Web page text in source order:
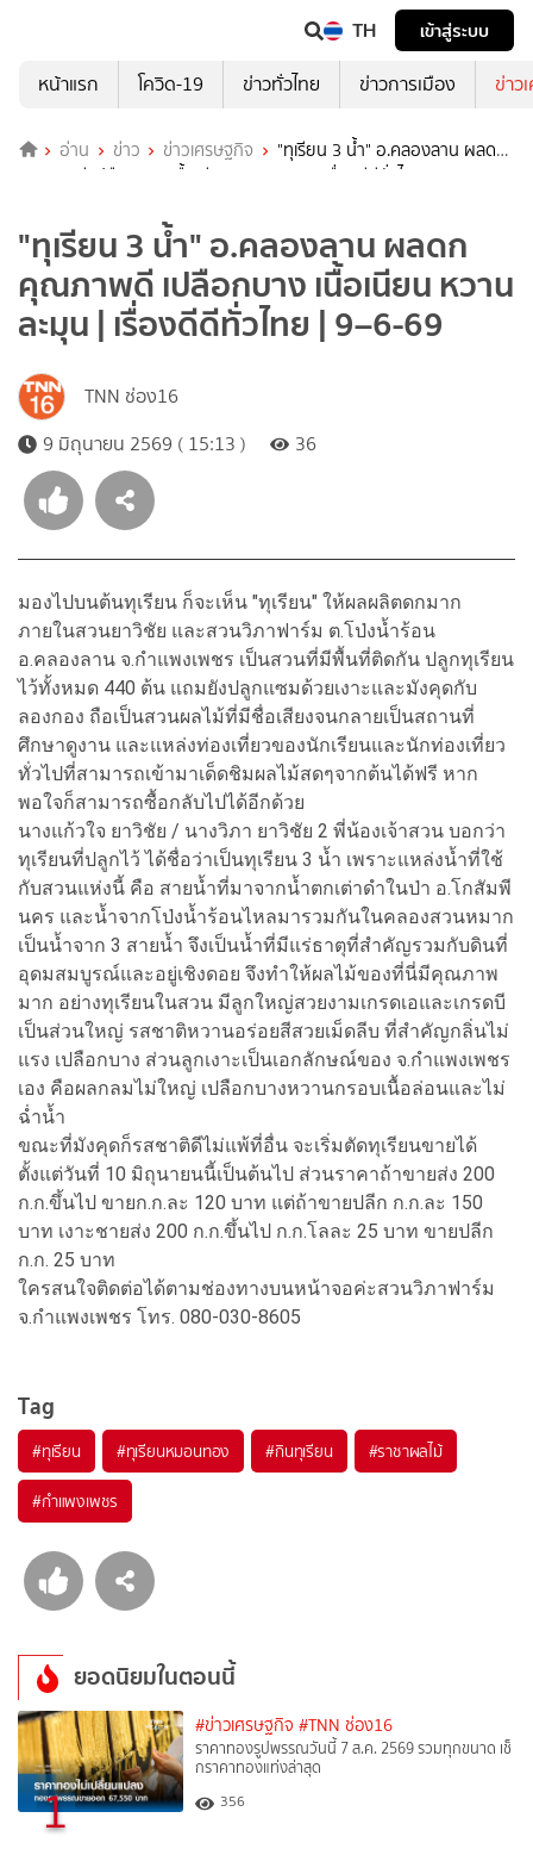
TH
เข้าสู่ระบบ
หน้าแรก
โควิด-19 ข่าวทั่วไทย ข่าวการเมือง ข่าว
อ่าน ข่าว ข่าวเศรษฐกิจ
"ทุเรียน 3 น้ำ" อ.คลองลาน ผลดก
คุณภาพดี เปลือกบาง เนื้อเนียน หวานละมุน | เรื่องดีดีทั่วไทย | 9–6-69
"ทุเรียน 3 น้ำ" อ.คลองลาน ผลดก
คุณภาพดี เปลือกบาง เนื้อเนียน หวาน
ละมุน | เรื่องดีดีทั่วไทย | 9–6-69
TNN ช่อง16
9 มิถุนายน 2569 ( 15:13 )
36
มองไปบนต้นทุเรียน ก็จะเห็น "ทุเรียน" ให้ผลผลิตดกมาก
ภายในสวนยาวิชัย และสวนวิภาฟาร์ม ต.โป่งน้ำร้อน
อ.คลองลาน จ.กำแพงเพชร เป็นสวนที่มีพื้นที่ติดกัน ปลูกทุเรียน
ไว้ทั้งหมด 440 ต้น แถมยังปลูกแซมด้วยเงาะและมังคุดกับ
ลองกอง ถือเป็นสวนผลไม้ที่มีชื่อเสียงจนกลายเป็นสถานที่
ศึกษาดูงาน และแหล่งท่องเที่ยวของนักเรียนและนักท่องเที่ยว
ทั่วไปที่สามารถเข้ามาเด็ดชิมผลไม้สดๆจากต้นได้ฟรี หาก
พอใจก็สามารถซื้อกลับไปได้อีกด้วย
นางแก้วใจ ยาวิชัย / นางวิภา ยาวิชัย 2 พี่น้องเจ้าสวน บอกว่า
ทุเรียนที่ปลูกไว้ ได้ชื่อว่าเป็นทุเรียน 3 น้ำ เพราะแหล่งน้ำที่ใช้
กับสวนแห่งนี้ คือ สายน้ำที่มาจากน้ำตกเต่าดำในป่า อ.โกสัมพี
นคร และน้ำจากโป่งน้ำร้อนไหลมารวมกันในคลองสวนหมาก
เป็นน้ำจาก 3 สายน้ำ จึงเป็นน้ำที่มีแร่ธาตุที่สำคัญรวมกับดินที่
อุดมสมบูรณ์และอยู่เชิงดอย จึงทำให้ผลไม้ของที่นี่มีคุณภาพ
มาก อย่างทุเรียนในสวน มีลูกใหญ่สวยงามเกรดเอและเกรดบี
เป็นส่วนใหญ่ รสชาติหวานอร่อยสีสวยเม็ดลีบ ที่สำคัญกลิ่นไม่
แรง เปลือกบาง ส่วนลูกเงาะเป็นเอกลักษณ์ของ จ.กำแพงเพชร
เอง คือผลกลมไม่ใหญ่ เปลือกบางหวานกรอบเนื้อล่อนและไม่
ฉ่ำน้ำ
ขณะที่มังคุดก็รสชาติดีไม่แพ้ที่อื่น จะเริ่มตัดทุเรียนขายได้
ตั้งแต่วันที่ 10 มิถุนายนนี้เป็นต้นไป ส่วนราคาถ้าขายส่ง 200
ก.ก.ขึ้นไป ขายก.ก.ละ 120 บาท แต่ถ้าขายปลีก ก.ก.ละ 150
บาท เงาะชายส่ง 200 ก.ก.ขึ้นไป ก.ก.โลละ 25 บาท ขายปลีก
ก.ก. 25 บาท
ใครสนใจติดต่อได้ตามช่องทางบนหน้าจอค่ะสวนวิภาฟาร์ม
จ.กำแพงเพชร โทร. 080-030-8605
Tag
#ทุเรียน #ทุเรียนหมอนทอง #กินทุเรียน #ราชาผลไม้
#กำแพงเพชร
ยอดนิยมในตอนนี้
1
#ข่าวเศรษฐกิจ #TNN ช่อง16
ราคาทองรูปพรรณวันนี้ 7 ส.ค. 2569 รวมทุกขนาด เช็
กราคาทองแท่งล่าสุด
356